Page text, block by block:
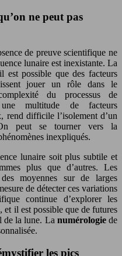
ne peut pas
de preuve scientifique ne
lunaire est inexistante. La
est possible que des facteurs
jouer un rôle dans le
du processus de
une multitude de facteurs
rend difficile l’isolement d’un
peut se tourner vers la
inexpliqués.
lunaire soit plus subtile et
plus que d’autres. Les
moyennes sur de larges
de détecter ces variations
continue d’explorer les
et il est possible que de futures
de la lune. La numérologiede
les pics